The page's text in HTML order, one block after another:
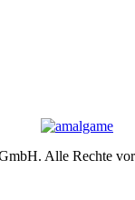
Alle Rechte